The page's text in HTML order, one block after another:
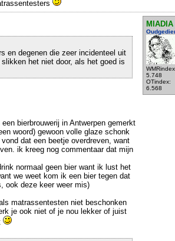
MIADIA
5.748
OTindex:
6.568
en degenen die zeer incidenteel uit
het niet door, als het goed is
bierbrouwerij in Antwerpen gemerkt
woord) gewoon volle glaze schonk
dat een beetje overdreven, want
ik kreeg nog commentaar dat mijn
normaal geen bier want ik lust het
we weet kom ik een bier tegen dat
ook deze keer weer mis)
matrassentesten niet beschonken
je ook niet of je nou lekker of juist